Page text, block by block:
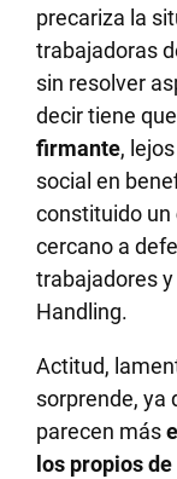
precariza la
trabajadoras
sin resolver
decir tiene
firmante,
social en
constituido un
cercano a
trabajadores
Handling.
Actitud,
sorprende, ya
parecen más
los propios